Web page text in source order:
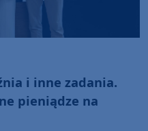
i inne zadania.
pieniądze na